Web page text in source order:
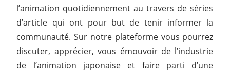
l’animation quotidiennement au travers de séries
d’article qui ont pour but de tenir informer la
communauté. Sur notre plateforme vous pourrez
discuter, apprécier, vous émouvoir de l’industrie
de l’animation japonaise et faire parti d’une